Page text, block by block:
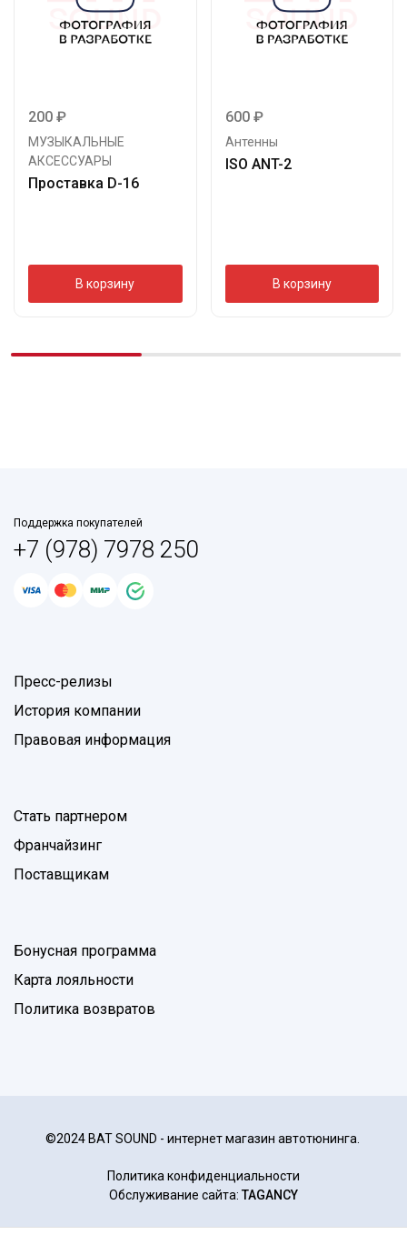
200 ₽
МУЗЫКАЛЬНЫЕ
АКСЕССУАРЫ
Проставка D-16
В корзину
600 ₽
Антенны
ISO ANT-2
В корзину
Поддержка покупателей
+7 (978) 7978 250
Пресс-релизы
История компании
Правовая информация
Стать партнером
Франчайзинг
Поставщикам
Бонусная программа
Карта лояльности
Политика возвратов
©2024 BAT SOUND - интернет магазин автотюнинга.
Политика конфиденциальности
Обслуживание сайта: TAGANCY